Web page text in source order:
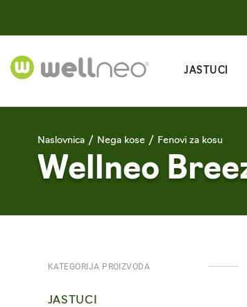
JASTUCI
Naslovnica / Nega kose / Fenovi za kosu
Wellneo
KATEGORIJA PROIZVODA
JASTUCI